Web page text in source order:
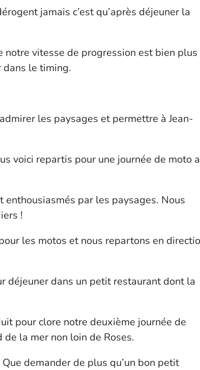
jamais c’est qu’après déjeuner la
notre vitesse de progression est bien plus
dans le timing.
les paysages et permettre à Jean-
voici repartis pour une journée de moto
par les paysages. Nous
!
les motos et nous repartons en
déjeuner dans un petit restaurant dont la
pour clore notre deuxième journée de
la mer non loin de Roses.
demander de plus qu’un bon petit